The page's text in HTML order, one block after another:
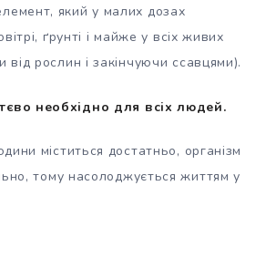
який у малих дозах
ґрунті і майже у всіх живих
від рослин і закінчуючи ссавцями).
необхідно для всіх людей.
міститься достатньо, організм
тому насолоджується життям у